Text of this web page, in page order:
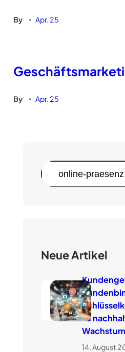
By • Apr. 25
By • Apr. 25
S
u
Neue Artikel
zu
Wachstum
14. August